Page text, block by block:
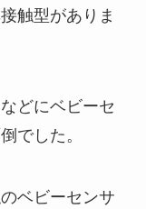
触型がありま
どにベビーセ
でした。
ベビーセンサ